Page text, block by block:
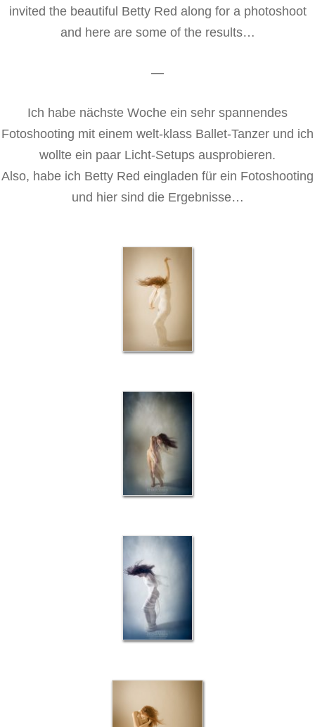
invited the beautiful Betty Red along for a photoshoot
and here are some of the results…
—
Ich habe nächste Woche ein sehr spannendes
Fotoshooting mit einem welt-klass Ballet-Tanzer und ich
wollte ein paar Licht-Setups ausprobieren.
Also, habe ich Betty Red eingladen für ein Fotoshooting
und hier sind die Ergebnisse…